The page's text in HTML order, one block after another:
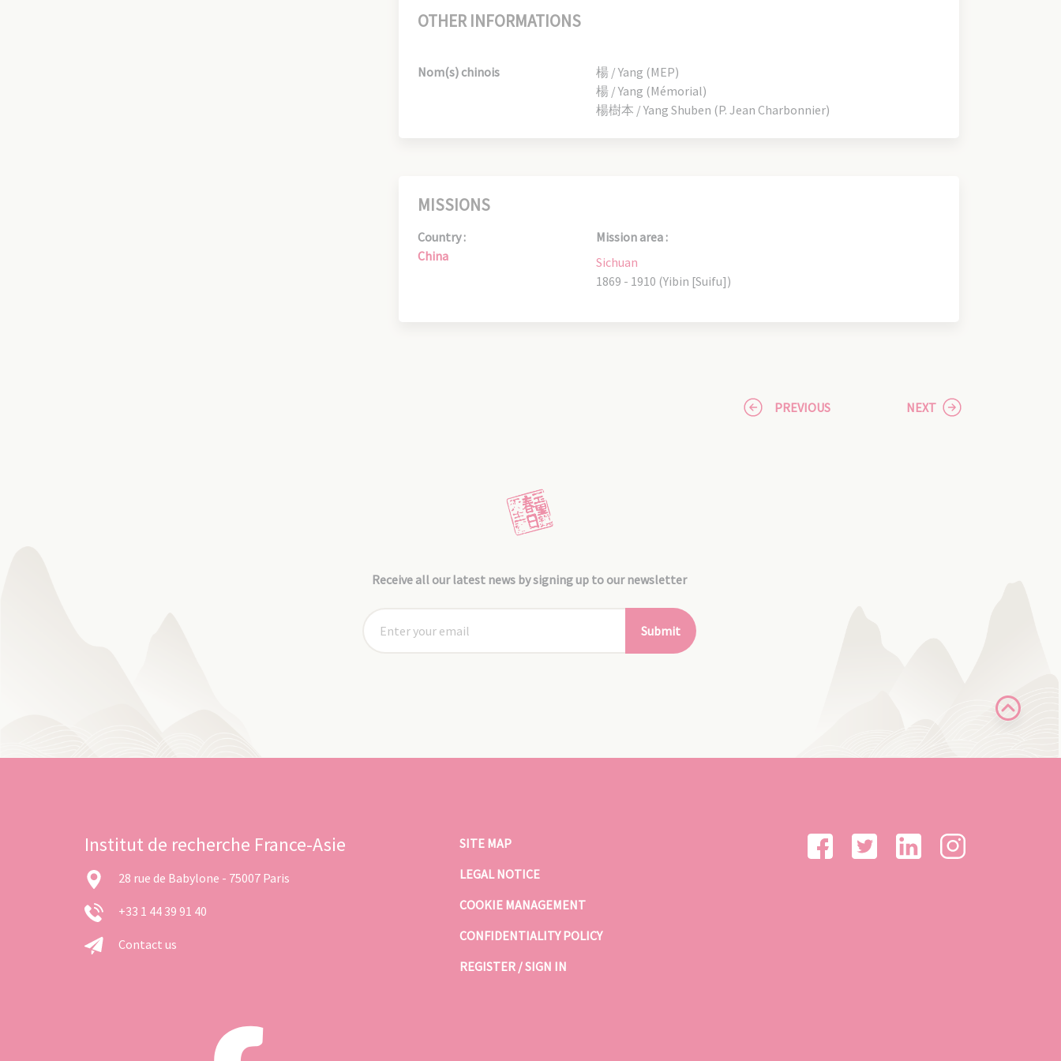
OTHER INFORMATIONS
Nom(s) chinois
楊 / Yang (MEP)
楊 / Yang (Mémorial)
楊樹本 / Yang Shuben (P. Jean Charbonnier)
MISSIONS
Country :
China
Mission area :
Sichuan
1869 - 1910 (Yibin [Suifu])
PREVIOUS NEXT
Receive all our latest news by signing up to our newsletter
Submit
Institut de recherche France-Asie
28 rue de Babylone - 75007 Paris
+33 1 44 39 91 40
Contact us
SITE MAP
LEGAL NOTICE
COOKIE MANAGEMENT
CONFIDENTIALITY POLICY
REGISTER / SIGN IN